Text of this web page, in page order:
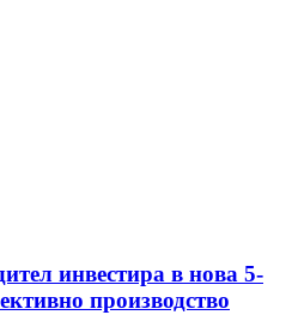
инвестира в нова 5-
производство